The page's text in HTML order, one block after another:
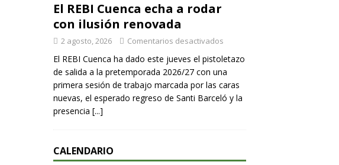
El REBI Cuenca echa a rodar
con ilusión renovada
2 agosto, 2026 Comentarios desactivados
El REBI Cuenca ha dado este jueves el pistoletazo
de salida a la pretemporada 2026/27 con una
primera sesión de trabajo marcada por las caras
nuevas, el esperado regreso de Santi Barceló y la
presencia [...]
CALENDARIO